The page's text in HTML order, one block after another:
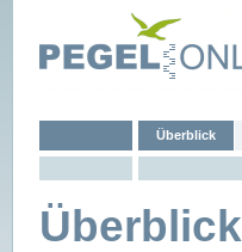
Überblick
Überblick